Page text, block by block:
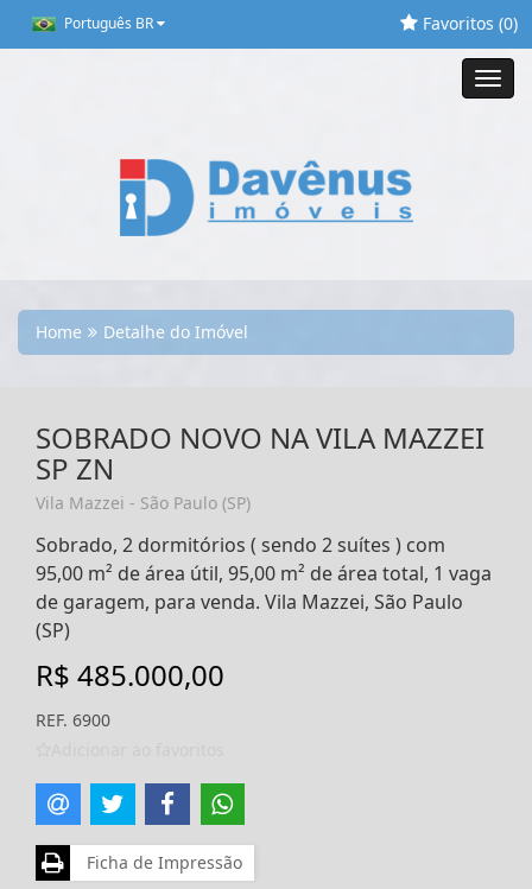
Português BR Favoritos (0)
Home Detalhe do Imóvel
SOBRADO NOVO NA VILA MAZZEI
SP ZN
Vila Mazzei - São Paulo (SP)
Sobrado, 2 dormitórios ( sendo 2 suítes ) com
95,00 m² de área útil, 95,00 m² de área total, 1 vaga
de garagem, para venda. Vila Mazzei, São Paulo
(SP)
R$ 485.000,00
REF. 6900
Ficha de Impressão